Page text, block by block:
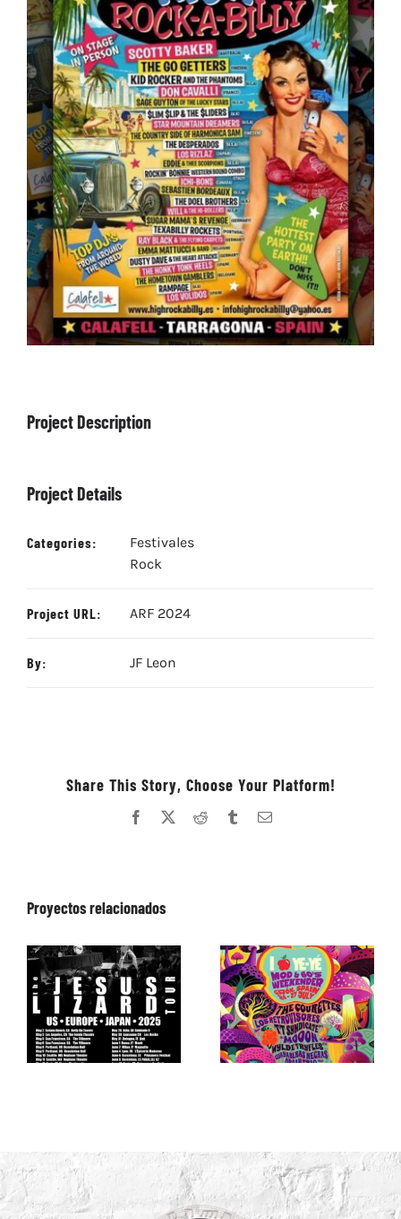
ARTÍCULOS
QUÉ HACEMOS
MECENAZGO
CONTRATACIÓN
CONTACTO
BIO
Project Description
Project Details
Categories:
Festivales
Rock
Project URL: ARF 2024
By: JF Leon
Share This Story, Choose Your Platform!
Facebook Reddit TumblrCorreo
Proyectos relacionados